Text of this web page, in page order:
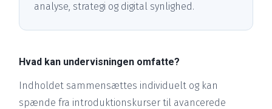
analyse, strategi og digital synlighed.
Hvad kan undervisningen omfatte?
Indholdet sammensættes individuelt og kan
spænde fra introduktionskurser til avancerede